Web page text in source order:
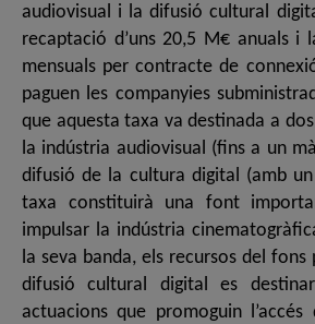
audiovisual i la difusió cultural
recaptació d’uns 20,5 M€ anuals i
mensuals per contracte de
paguen les companyies
que aquesta taxa va destinada a
la indústria audiovisual (fins a un
difusió de la cultura digital (amb
taxa constituirà una font
impulsar la indústria
la seva banda, els recursos del
difusió cultural digital es
actuacions que promoguin